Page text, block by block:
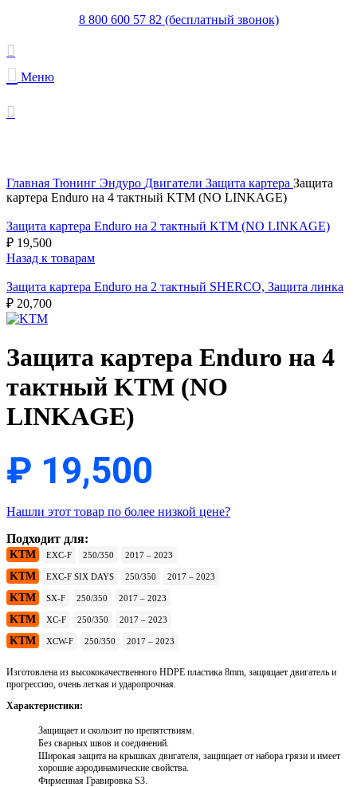
8 800 600 57 82 (бесплатный звонок)
Меню
Главная Тюнинг Эндуро Двигатели Защита картера Защита
картера Enduro на 4 тактный KTM (NO LINKAGE)
Защита картера Enduro на 2 тактный KTM (NO LINKAGE)
₽ 19,500
Назад к товарам
Защита картера Enduro на 2 тактный SHERCO, Защита линка
₽ 20,700
Защита картера Enduro на 4
тактный KTM (NO
LINKAGE)
₽ 19,500
Нашли этот товар по более низкой цене?
Подходит для:
KTM EXC-F 250/350 2017 – 2023
KTM EXC-F SIX DAYS 250/350 2017 – 2023
KTM SX-F 250/350 2017 – 2023
KTM XC-F 250/350 2017 – 2023
KTM XCW-F 250/350 2017 – 2023
Изготовлена из высококачественного HDPE пластика 8mm, защищает двигатель и
прогрессию, очень легкая и ударопрочная.
Характеристики:
Защищает и скользит по препятствиям.
Без сварных швов и соединений.
Широкая защита на крышках двигателя, защищает от набора грязи и имеет
хорошие аэродинамические свойства.
Фирменная Гравировка S3.